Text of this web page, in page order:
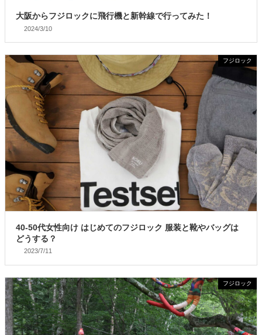
大阪からフジロックに飛行機と新幹線で行ってみた！
2024/3/10
フジロック
40-50代女性向け はじめてのフジロック 服装と靴やバッグは
どうする？
2023/7/11
フジロック